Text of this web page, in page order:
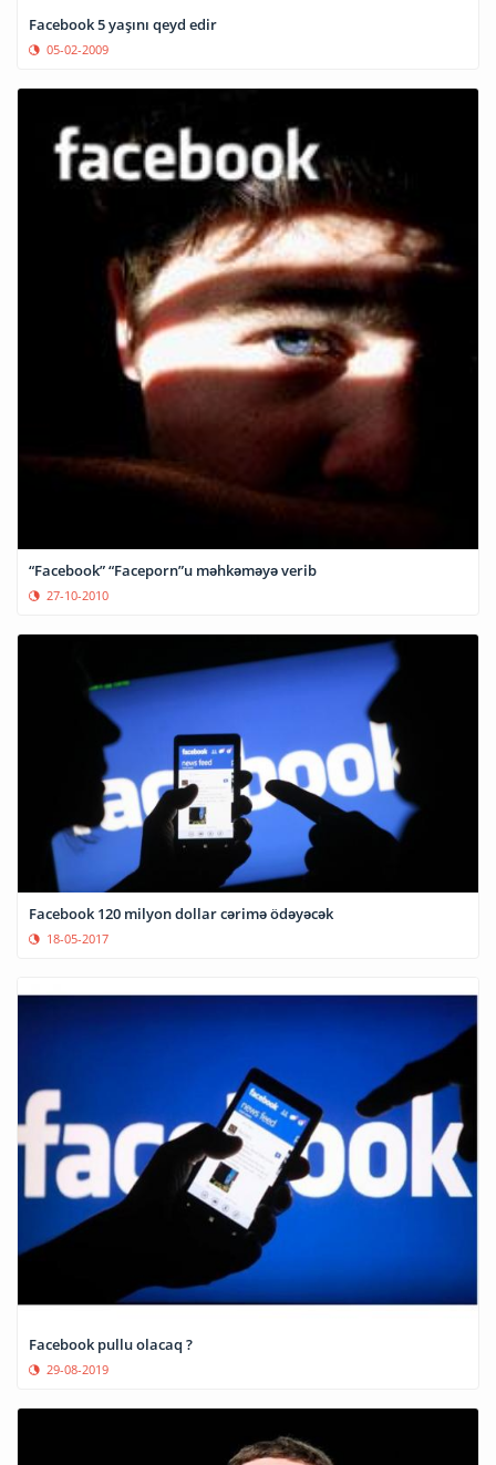
Facebook 5 yaşını qeyd edir
05-02-2009
“Facebook” “Faceporn”u məhkəməyə verib
27-10-2010
Facebook 120 milyon dollar cərimə ödəyəcək
18-05-2017
Facebook pullu olacaq ?
29-08-2019